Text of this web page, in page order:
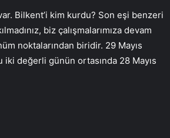
Bilkent’i kim kurdu? Son eşi benzeri
biz çalışmalarımıza devam
noktalarından biridir. 29 Mayıs
değerli günün ortasında 28 Mayıs